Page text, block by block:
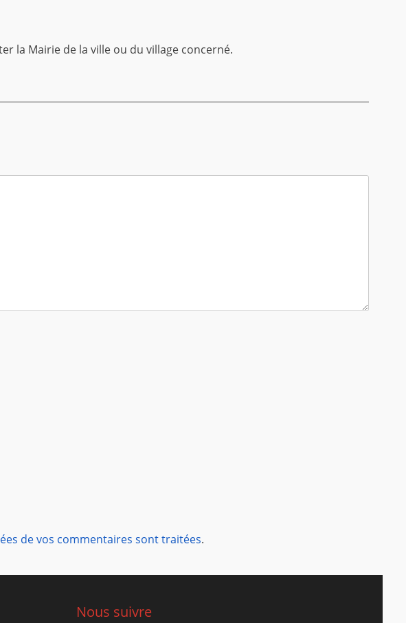
la Mairie de la ville ou du village concerné.
de vos commentaires sont traitées.
Nous suivre